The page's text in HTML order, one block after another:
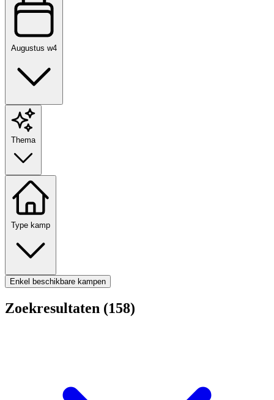
Augustus w4
Thema
Type kamp
Enkel beschikbare kampen
Zoekresultaten (158)